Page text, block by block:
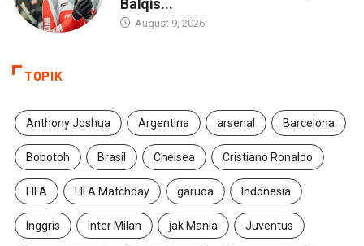
August 9, 2026
TOPIK
Anthony Joshua Argentina arsenal Barcelona
Bobotoh Brasil Chelsea Cristiano Ronaldo
FIFA FIFA Matchday garuda Indonesia
Inggris Inter Milan jak Mania Juventus